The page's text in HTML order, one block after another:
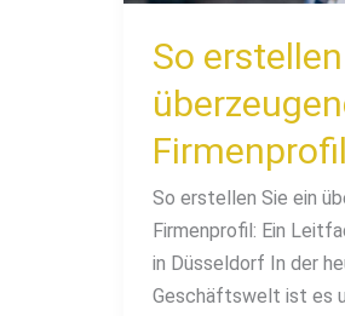
So
Firmenprofil
So erstellen Sie ein
Firmenprofil: Ein
in Düsseldorf In der
Geschäftswelt ist es